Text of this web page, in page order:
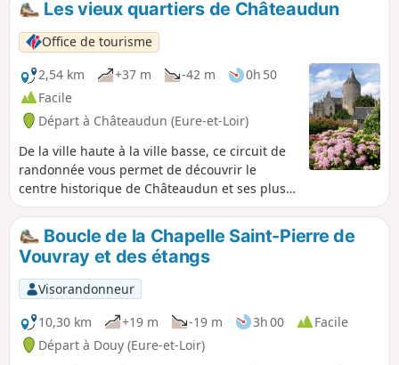
est protégé par le dispositif Natura 2000.
Les vieux quartiers de Châteaudun
Office de tourisme
2,54 km
+37 m -42 m
0h 50
Facile
Départ à Châteaudun (Eure-et-Loir)
De la ville haute à la ville basse, ce circuit de
randonnée vous permet de découvrir le
centre historique de Châteaudun et ses plus
beaux monuments ainsi qu'une partie des
bords de Loir offrant de beaux panoramas sur
son site.Boucle de la Chapelle Saint-Pierre de
Vouvray et des étangs
Visorandonneur
10,30 km
+19 m -19 m 3h 00
Facile
Départ à Douy (Eure-et-Loir)